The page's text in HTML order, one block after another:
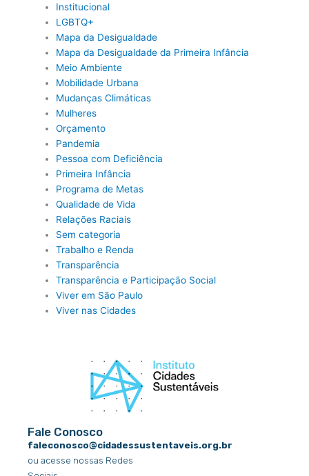
Institucional
LGBTQ+
Mapa da Desigualdade
Mapa da Desigualdade da Primeira Infância
Meio Ambiente
Mobilidade Urbana
Mudanças Climáticas
Mulheres
Orçamento
Pandemia
Pessoa com Deficiência
Primeira Infância
Programa de Metas
Qualidade de Vida
Relações Raciais
Sem categoria
Trabalho e Renda
Transparência
Transparência e Participação Social
Viver em São Paulo
Viver nas Cidades
Fale Conosco
faleconosco@cidadessustentaveis.org.br
ou acesse nossas Redes